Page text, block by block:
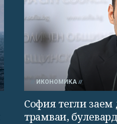
ИКОНОМИКА
София тегли заем
трамваи,